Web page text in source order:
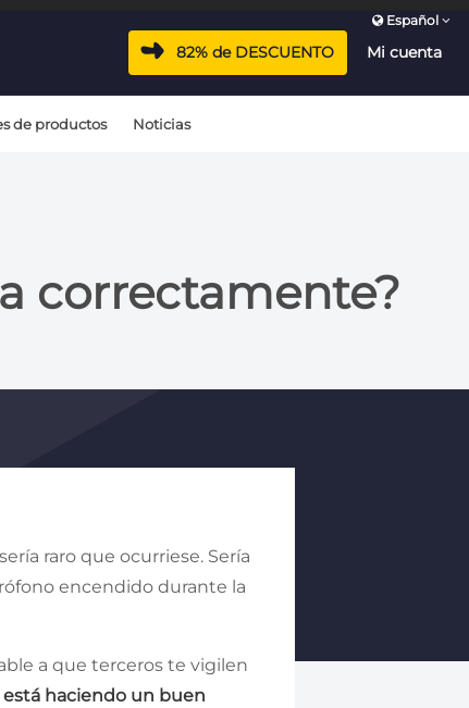
Español
82% de DESCUENTO Mi cuenta
de productos Noticias
correctamente?
raro que ocurriese. Sería
encendido durante la
a que terceros te vigilen
haciendo un buen